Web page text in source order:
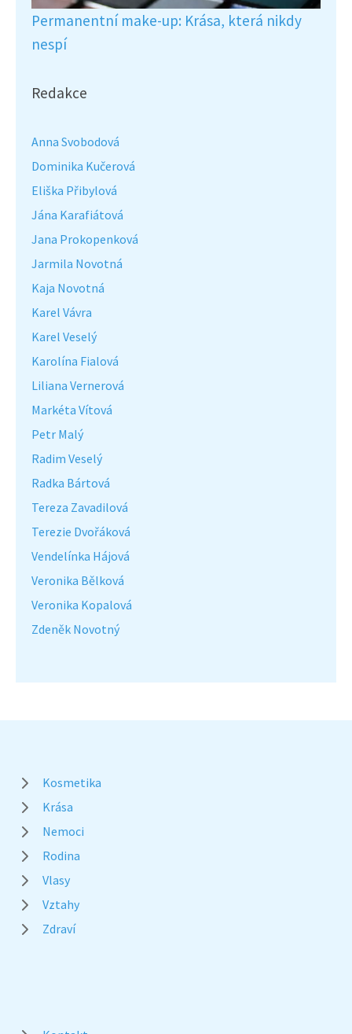
Permanentní make-up: Krása, která nikdy
nespí
Redakce
Anna Svobodová
Dominika Kučerová
Eliška Přibylová
Jána Karafiátová
Jana Prokopenková
Jarmila Novotná
Kaja Novotná
Karel Vávra
Karel Veselý
Karolína Fialová
Liliana Vernerová
Markéta Vítová
Petr Malý
Radim Veselý
Radka Bártová
Tereza Zavadilová
Terezie Dvořáková
Vendelínka Hájová
Veronika Bělková
Veronika Kopalová
Zdeněk Novotný
Kosmetika
Krása
Nemoci
Rodina
Vlasy
Vztahy
Zdraví